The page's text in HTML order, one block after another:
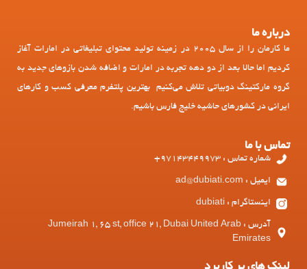
درباره ما
ما کارمان را از سال 2005 در زمینه تولید محتوای تبلیغاتی در امارات آغاز
کردیم اما حالا بعد از دو دهه تجربه در امارات و اضافه شدن بازوهای جدید به
گروه مارکتینگ دوبیاتی تلاش می‌کنیم بهترین پلتفرم معرفی کسب و کارهای
ایرانی در کشورهای حاشیه خلیج فارس باشیم.
تماس با ما
شماره تماس : 97143449973+
ایمیل : ad@dubiati.com
اینستاگرام : dubiati
آدرس : Jumeirah 1, 65 st, office 21, Dubai United Arab
Emirates